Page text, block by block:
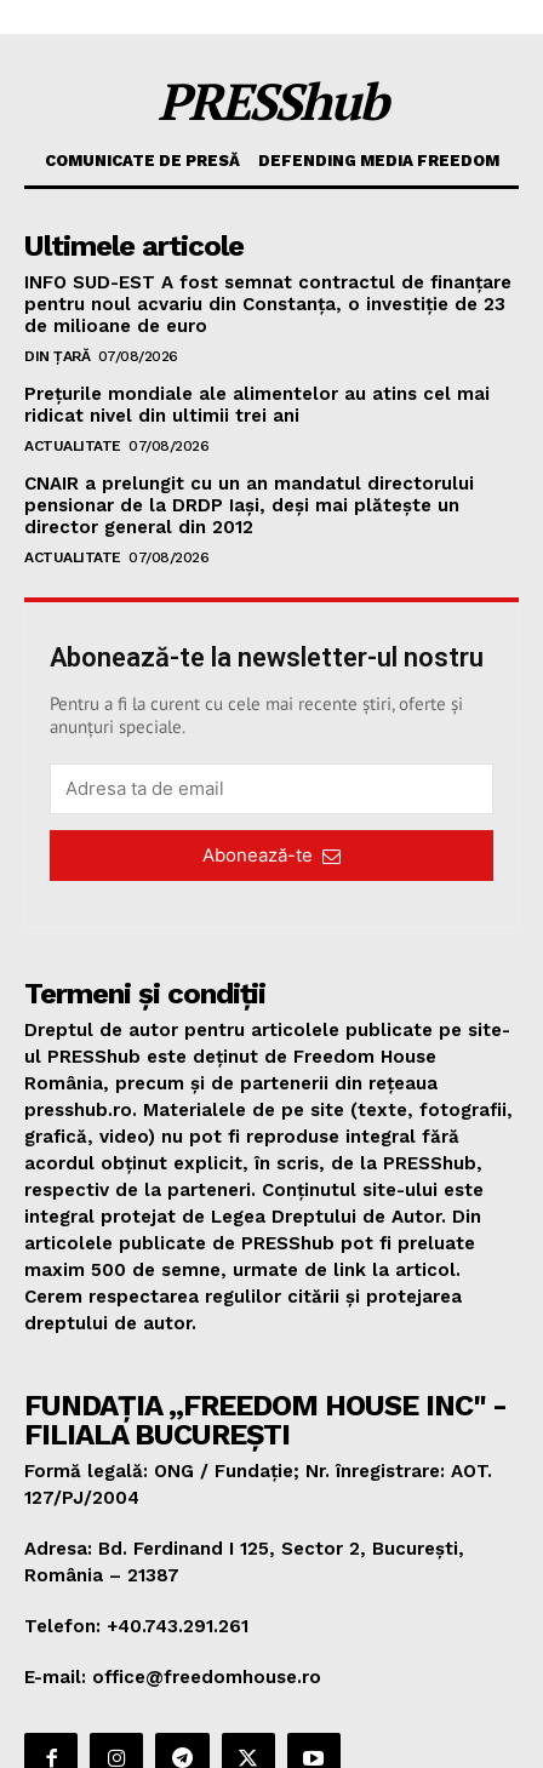
PRESShub
COMUNICATE DE PRESĂ DEFENDING MEDIA FREEDOM
Ultimele articole
INFO SUD-EST A fost semnat contractul de finanțare
pentru noul acvariu din Constanța, o investiție de 23
de milioane de euro
DIN ȚARĂ 07/08/2026
Prețurile mondiale ale alimentelor au atins cel mai
ridicat nivel din ultimii trei ani
ACTUALITATE 07/08/2026
CNAIR a prelungit cu un an mandatul directorului
pensionar de la DRDP Iași, deși mai plătește un
director general din 2012
ACTUALITATE 07/08/2026
Abonează-te la newsletter-ul nostru
Pentru a fi la curent cu cele mai recente știri, oferte și
anunțuri speciale.
Abonează-te
Termeni și condiții
Dreptul de autor pentru articolele publicate pe site-
ul PRESShub este deținut de Freedom House
România, precum și de partenerii din rețeaua
presshub.ro. Materialele de pe site (texte, fotografii,
grafică, video) nu pot fi reproduse integral fără
acordul obținut explicit, în scris, de la PRESShub,
respectiv de la parteneri. Conținutul site-ului este
integral protejat de Legea Dreptului de Autor. Din
articolele publicate de PRESShub pot fi preluate
maxim 500 de semne, urmate de link la articol.
Cerem respectarea regulilor citării și protejarea
dreptului de autor.
FUNDAȚIA „FREEDOM HOUSE INC" -
FILIALA BUCUREȘTI
Formă legală: ONG / Fundație; Nr. înregistrare: AOT.
127/PJ/2004
Adresa: Bd. Ferdinand I 125, Sector 2, București,
România – 21387
Telefon: +40.743.291.261
E-mail: office@freedomhouse.ro